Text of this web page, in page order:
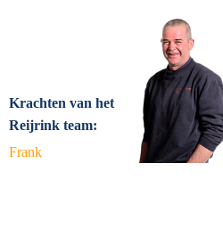
Krachten van het
Reijrink team:
Frank